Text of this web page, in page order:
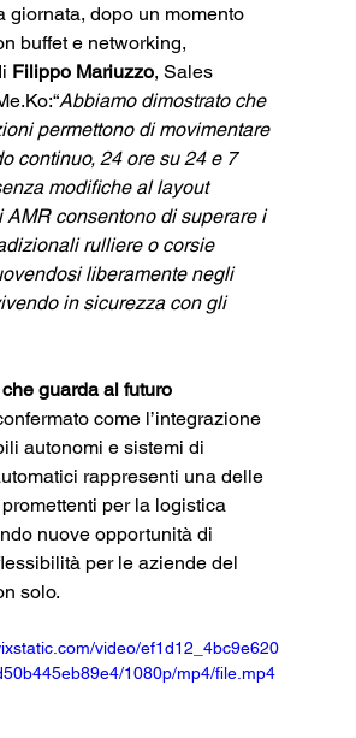
giornata, dopo un momento
buffet e networking,
Filippo Mariuzzo, Sales
Abbiamo dimostrato che
permettono di movimentare
continuo, 24 ore su 24 e 7
modifiche al layout
AMR consentono di superare i
rulliere o corsie
liberamente negli
in sicurezza con gli
guarda al futuro
come l’integrazione
autonomi e sistemi di
rappresenti una delle
per la logistica
nuove opportunità di
per le aziende del
solo.
video/ef1d12_4bc9e620
1080p/mp4/file.mp4